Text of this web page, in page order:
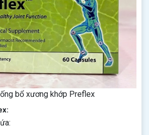
bổ xương khớp Preflex